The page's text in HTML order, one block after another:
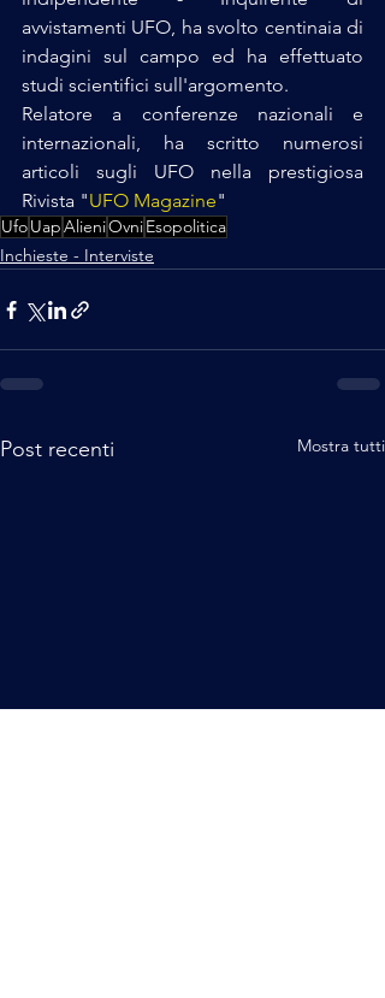
avvistamenti UFO, ha svolto centinaia di
indagini sul campo ed ha effettuato
studi scientifici sull'argomento.
Relatore a conferenze nazionali e
internazionali, ha scritto numerosi
articoli sugli UFO nella prestigiosa
Rivista "UFO Magazine"
UfoUapAlieniOvniEsopolitica
Inchieste - Interviste
Post recenti Mostra tutti